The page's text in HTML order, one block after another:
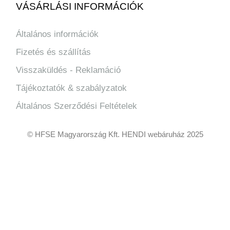
VÁSÁRLÁSI INFORMÁCIÓK
Általános információk
Fizetés és szállítás
Visszaküldés - Reklamáció
Tájékoztatók & szabályzatok
Általános Szerződési Feltételek
© HFSE Magyarország Kft. HENDI webáruház 2025